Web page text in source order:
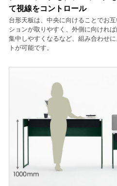
て視線をコントロール
台形天板は、中央に向けることでお
ションが取りやすく、外側に向けれ
集中しやすくなるなど、組み合わせ
トが可能です。